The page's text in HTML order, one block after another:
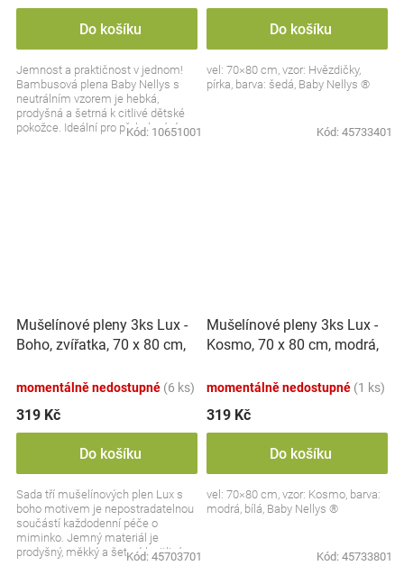
Do košíku
Jemnost a praktičnost v jednom!
Bambusová plena Baby Nellys s
neutrálním vzorem je hebká,
prodyšná a šetrná k citlivé dětské
pokožce. Ideální pro přebalování,
Kód: 10651001
Do košíku
vel: 70×80 cm, vzor: Hvězdičky,
pírka, barva: šedá, Baby Nellys ®
Kód: 45733401
Mušelínové pleny 3ks Lux -
Boho, zvířatka, 70 x 80 cm,
momentálně nedostupné (6 ks)
319 Kč
Do košíku
Sada tří mušelínových plen Lux s
boho motivem je nepostradatelnou
součástí každodenní péče o
miminko. Jemný materiál je
prodyšný, měkký a šetrný k citlivé
Kód: 45703701
Mušelínové pleny 3ks Lux -
Kosmo, 70 x 80 cm, modrá,
momentálně nedostupné (1 ks)
319 Kč
Do košíku
vel: 70×80 cm, vzor: Kosmo, barva:
modrá, bílá, Baby Nellys ®
Kód: 45733801